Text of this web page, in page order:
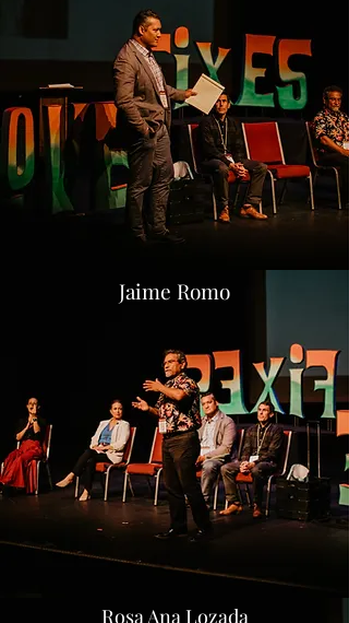
Jaime Romo
Rosa Ana Lozada